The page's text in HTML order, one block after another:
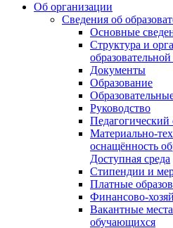
Об организации
Сведения об
Основные
Структура и
Документы
Образование
Руководство
Педагогический
Материально-
оснащённость
Доступная среда
Стипендии и
Платные
Финансово-
Вакантные
обучающихся